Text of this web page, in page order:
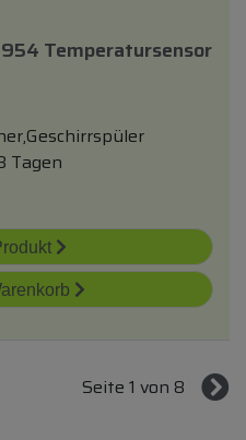
Temperatursensor
Tagen
Seite 1 von 8